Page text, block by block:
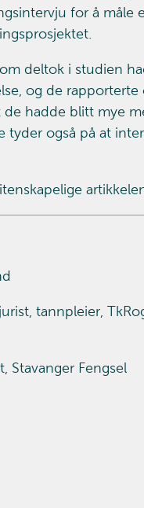
for å måle
deltok i studien
og de rapporterte
de hadde blitt mye
tyder også på at
tannpleier,
Stavanger Fengsel